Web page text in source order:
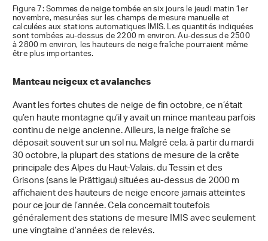
Figure 7: Sommes de neige tombée en six jours le jeudi matin 1er
novembre, mesurées sur les champs de mesure manuelle et
calculées aux stations automatiques IMIS. Les quantités indiquées
sont tombées au-dessus de 2200 m environ. Au-dessus de 2500
à 2800 m environ, les hauteurs de neige fraîche pourraient même
être plus importantes.
Manteau neigeux et avalanches
Avant les fortes chutes de neige de fin octobre, ce n’était
qu’en haute montagne qu’il y avait un mince manteau parfois
continu de neige ancienne. Ailleurs, la neige fraîche se
déposait souvent sur un sol nu. Malgré cela, à partir du mardi
30 octobre, la plupart des stations de mesure de la crête
principale des Alpes du Haut-Valais, du Tessin et des
Grisons (sans le Prättigau) situées au-dessus de 2000 m
affichaient des hauteurs de neige encore jamais atteintes
pour ce jour de l’année. Cela concernait toutefois
généralement des stations de mesure IMIS avec seulement
une vingtaine d’années de relevés.